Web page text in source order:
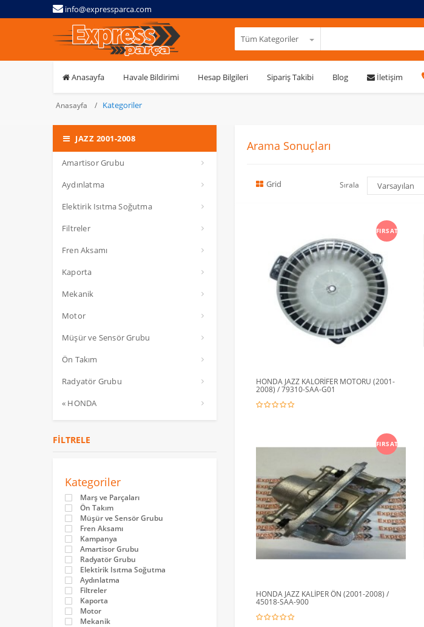
info@expressparca.com
Tüm Kategoriler
Anasayfa Havale Bildirimi Hesap Bilgileri Sipariş Takibi Blog İletişim
Anasayfa Kategoriler
JAZZ 2001-2008
Amartisor Grubu
Aydınlatma
Elektirik Isıtma Soğutma
Filtreler
Fren Aksamı
Kaporta
Mekanik
Motor
Müşür ve Sensör Grubu
Ön Takım
Radyatör Grubu
« HONDA
FILTRELE
Kategoriler
Marş ve Parçaları
Ön Takım
Müşür ve Sensör Grubu
Fren Aksamı
Kampanya
Amartisor Grubu
Radyatör Grubu
Elektirik Isıtma Soğutma
Aydınlatma
Filtreler
Kaporta
Motor
Mekanik
Arama Sonuçları
Grid Sırala
FIRSAT
HONDA JAZZ KALORİFER MOTORU (2001-
2008) / 79310-SAA-G01
FIRSAT
HONDA JAZZ KALİPER ÖN (2001-2008) /
45018-SAA-900